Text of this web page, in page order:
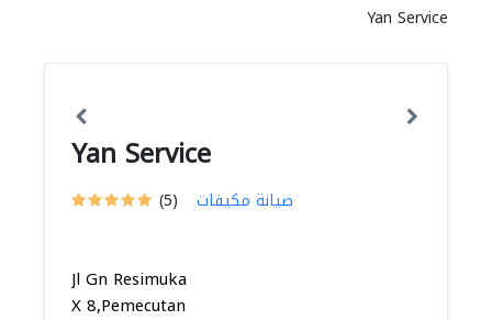
Yan Service
Yan Service
(5) صيانة مكيفات
Jl Gn Resimuka
X 8,Pemecutan